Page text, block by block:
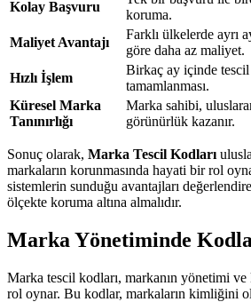
Kolay Başvuru
koruma.
Maliyet Avantajı
Farklı ülkelerde ayrı
göre daha az maliyet.
Hızlı İşlem
Birkaç ay içinde
tamamlanması.
Küresel Marka
Tanınırlığı
Marka sahibi,
görünürlük kazanır.
Sonuç olarak, Marka Tescil Kodları
markaların korunmasında hayati bir rol
sistemlerin sunduğu avantajları
ölçekte koruma altına almalıdır.
Marka Yönetiminde
Marka tescil kodları, markanın yönetimi
rol oynar. Bu kodlar, markaların kimliğini